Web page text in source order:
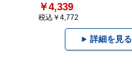
￥4,339
税込￥4,772
詳細を見る